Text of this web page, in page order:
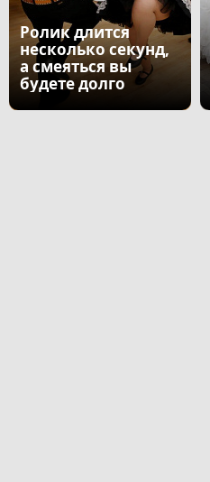
Ролик длится
несколько секунд,
а смеяться вы
будете долго